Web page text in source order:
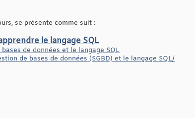
se présente comme suit :
le langage SQL
de données et le langage SQL
de bases de données (SGBD) et le langage SQL/